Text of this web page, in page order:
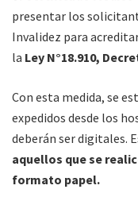
presentar los
Invalidez para
la Ley N°18.910,
Con esta medida, se
expedidos desde los
deberán ser digitales.
aquellos que se
formato papel.